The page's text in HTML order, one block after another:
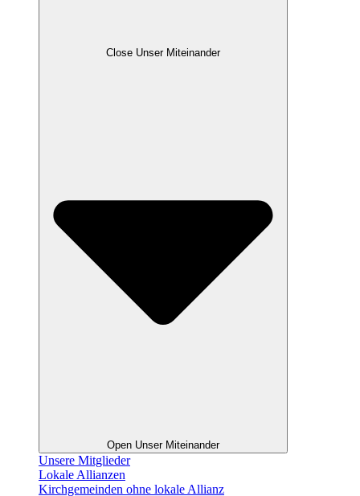
Close Unser Miteinander
Open Unser Miteinander
Unsere Mitglieder
Lokale Allianzen
Kirchgemeinden ohne lokale Allianz